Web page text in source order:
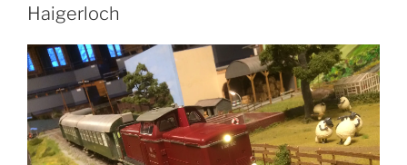
Haigerloch